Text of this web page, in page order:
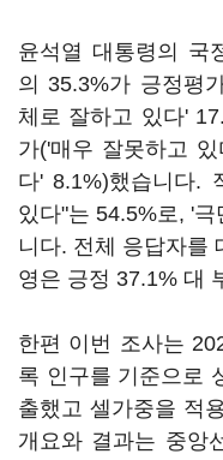
윤석열 대통령의 국
의 35.3%가 긍정평
체로 잘하고 있다'
가('매우 잘못하고
다' 8.1%)했습니다.
있다"는 54.5%로, '
니다. 전체 응답자를
영은 긍정 37.1% 대
한편 이번 조사는
록 인구를 기준으로
출했고 셀가중을 적
개요와 결과는 중앙